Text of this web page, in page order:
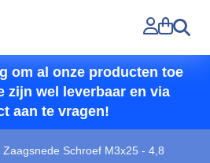
Zoeken
om al onze producten toe
zijn wel leverbaar en via
aan te vragen!
Zaagsnede Schroef M3x25 - 4,8